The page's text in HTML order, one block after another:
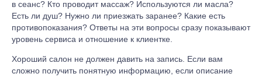
в сеанс? Кто проводит массаж? Используются ли масла?
Есть ли душ? Нужно ли приезжать заранее? Какие есть
противопоказания? Ответы на эти вопросы сразу показывают
уровень сервиса и отношение к клиентке.
Хороший салон не должен давить на запись. Если вам
сложно получить понятную информацию, если описание